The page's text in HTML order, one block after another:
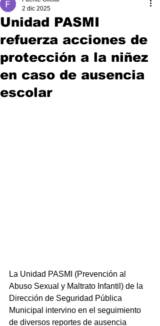
Unidad PASMI
refuerza acciones de
protección a la niñez
en caso de ausencia
escolar
2 dic 2025
La Unidad PASMI (Prevención al
Abuso Sexual y Maltrato Infantil) de la
Dirección de Seguridad Pública
Municipal intervino en el seguimiento
de diversos reportes de ausencia